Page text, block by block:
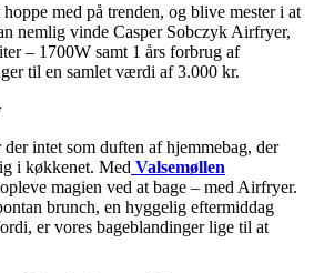
med på trenden, og blive mester i at
nemlig vinde Casper Sobczyk Airfryer,
– 1700W samt 1 års forbrug af
til en samlet værdi af 3.000 kr.
intet som duften af hjemmebag, der
i køkkenet. Med Valsemøllen
magien ved at bage – med Airfryer.
brunch, en hyggelig eftermiddag
er vores bageblandinger lige til at